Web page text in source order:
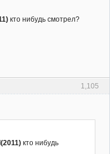
кто нибудь смотрел?
1,105
кто нибудь